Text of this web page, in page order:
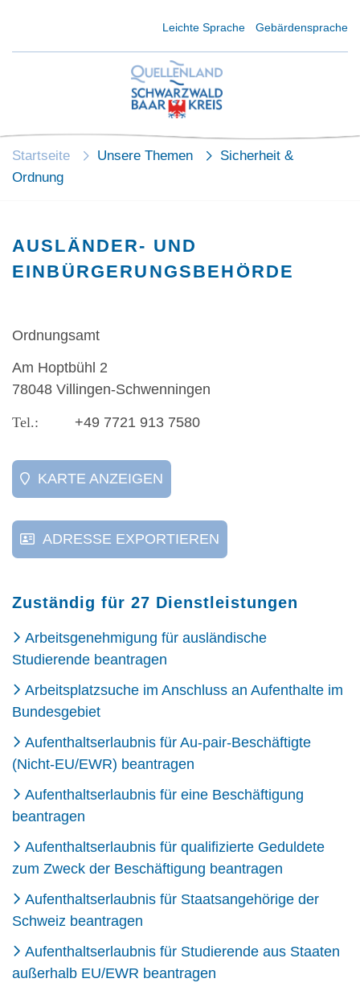
Leichte Sprache Gebärdensprache
Startseite Unsere Themen
Sicherheit &
Ordnung
AUSLÄNDER- UND
EINBÜRGERUNGSBEHÖRDE
Ordnungsamt
Am Hoptbühl 2
78048 Villingen-Schwenningen
+49 7721 913 7580
KARTE ANZEIGEN
ADRESSE EXPORTIEREN
Zuständig für 27 Dienstleistungen
Arbeitsgenehmigung für ausländische
Studierende beantragen
Arbeitsplatzsuche im Anschluss an Aufenthalte im
Bundesgebiet
Aufenthaltserlaubnis für Au-pair-Beschäftigte
(Nicht-EU/EWR) beantragen
Aufenthaltserlaubnis für eine Beschäftigung
beantragen
Aufenthaltserlaubnis für qualifizierte Geduldete
zum Zweck der Beschäftigung beantragen
Aufenthaltserlaubnis für Staatsangehörige der
Schweiz beantragen
Aufenthaltserlaubnis für Studierende aus Staaten
außerhalb EU/EWR beantragen